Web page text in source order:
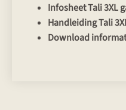
Infosheet Tali 3XL
Handleiding Tali
Download